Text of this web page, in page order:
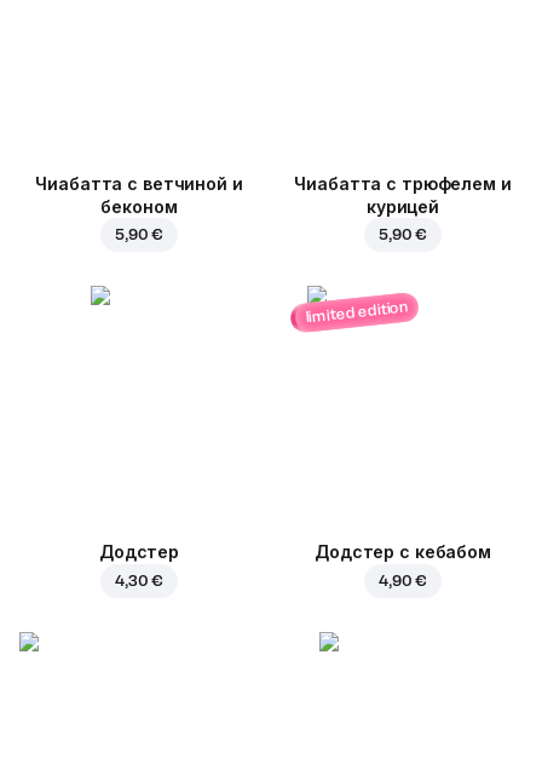
Чиабатта с ветчиной и
беконом
5,90 €
Чиабатта с трюфелем и
курицей
5,90 €
Додстер
4,30 €
limited edition
Додстер с кебабом
4,90 €